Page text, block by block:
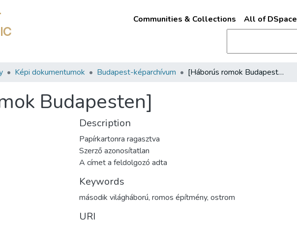
Communities & Collections All of DSpace
Képi dokumentumok Budapest-képarchívum [Háborús romok Budapesten]
Budapesten]
Description
Papírkartonra ragasztva
Szerző azonosítatlan
A címet a feldolgozó adta
Keywords
második világháború, romos építmény, ostrom
URI